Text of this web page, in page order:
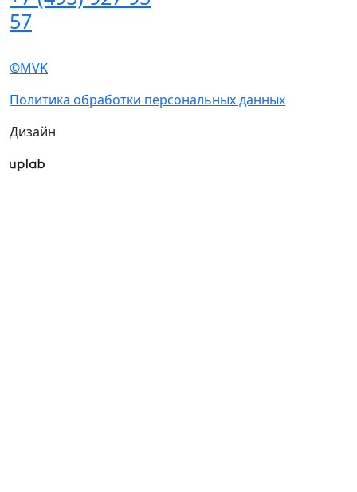
Пресс-релизы
Фото и видео
Для СМИ
Мы в СМИ
Программа